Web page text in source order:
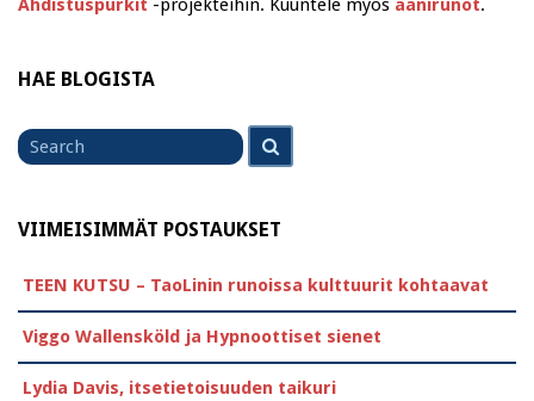
Ahdistuspurkit -projekteihin. Kuuntele myös äänirunot.
HAE BLOGISTA
Search
for
VIIMEISIMMÄT POSTAUKSET
TEEN KUTSU – TaoLinin runoissa kulttuurit kohtaavat
Viggo Wallensköld ja Hypnoottiset sienet
Lydia Davis, itsetietoisuuden taikuri